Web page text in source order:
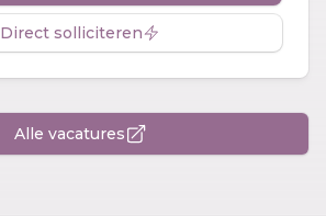
Direct solliciteren
Alle vacatures